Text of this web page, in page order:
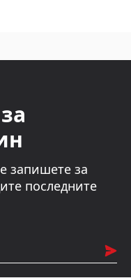
запишете за
последните